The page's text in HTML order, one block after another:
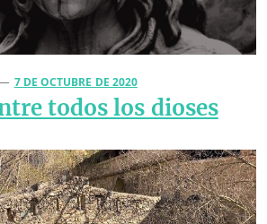
7 DE OCTUBRE DE 2020
todos los dioses